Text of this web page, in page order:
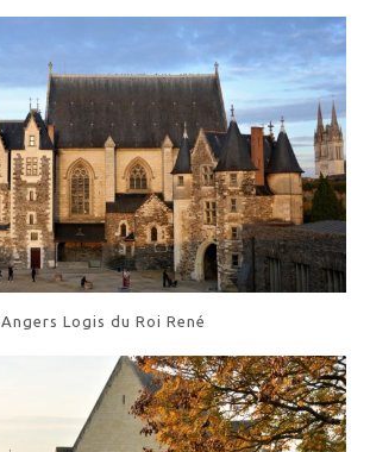
Angers Logis du Roi René